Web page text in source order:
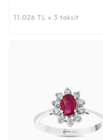
11.026 TL x 3 taksit